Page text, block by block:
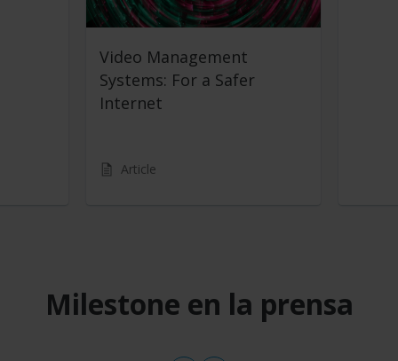
Video Management
Systems: For a Safer
Internet
Article
Milestone en la prensa